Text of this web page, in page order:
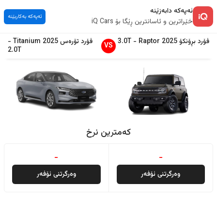
ئەپەکە دابەزێنە
خێراترین و ئاسانترین ڕێگا بۆ iQ Cars
ئەپەکە بەکاربێنە
فۆرد بڕۆنکۆ2025
Raptor
-
3.0T
VS فۆردتۆرەس2025
Titanium
-
2.0T
کەمترین نرخ
-
وەرگرتنی ئۆفەر
-
وەرگرتنی ئۆفەر